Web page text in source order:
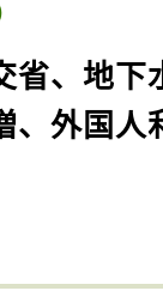
省、地下
、外国人